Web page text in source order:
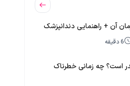
آن + راهنمایی دندانپزشک
6دقیقه
است؟ چه زمانی خطرناک